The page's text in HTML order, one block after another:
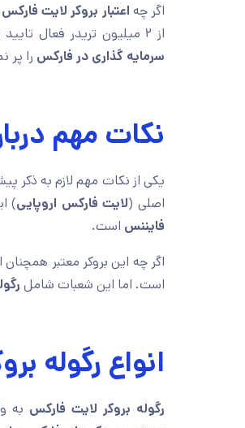
اگر چه اعتبار بروکر لایت فارکس
از ۲ میلیون تریدر فعال تایید شده است. اما همچنان میتوان با
سرمایه گذاری در فارکس را پر
نکات مهم
یکی از نکات مهم لازم به ذکر
اصلی (لایت فارکس اروپایی)
فایننس است.
اگر چه این بروکر معتبر
است. اما این شعبات شامل
انواع رگوله
رگوله بروکر لایت فارکس به